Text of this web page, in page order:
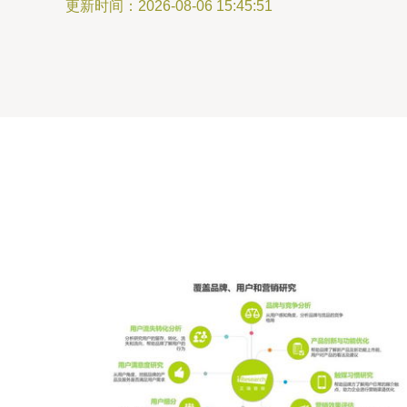
更新时间：2026-08-06 15:45:51